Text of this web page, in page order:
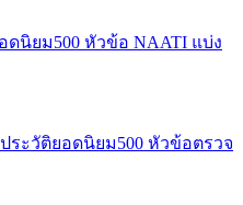
ดนิยม500 หัวข้อ NAATI แบ่ง
ระวัติยอดนิยม500 หัวข้อตรวจ